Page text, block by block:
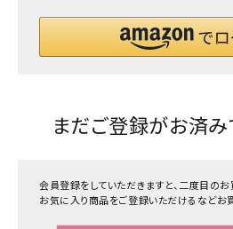
まだご登録がお済
会員登録をしていただきますと、二度目のお
お気に入り商品をご登録いただけるなどお